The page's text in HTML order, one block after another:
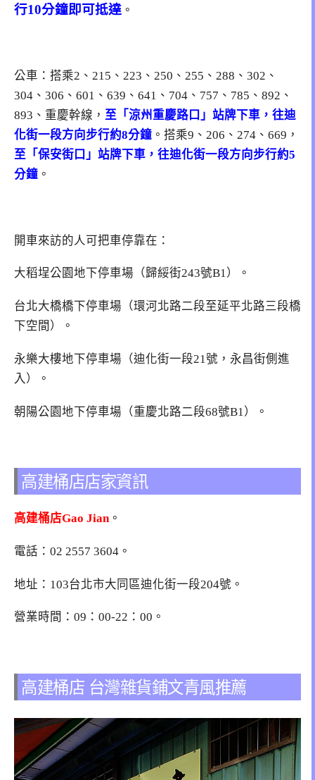
行10分鐘即可抵達 。
公車：搭乘2、215、223、250、255、288、302、
304、306、601、639、641、704、757、785、892、
893、重慶幹線， 至「涼州重慶路口」站牌下車，往迪
化街一段方向步行約8分鐘 。搭乘9、206、274、669，
至「保安街口」站牌下車，往迪化街一段方向步行約5
分鐘 。
開車來訪的人可把車停靠在：
大稻埕公園地下停車場（歸綏街243號B1）。
台北大橋橋下停車場（環河北路二段至延平北路三段橋
下空間）。
永樂大樓地下停車場（迪化街一段21號，永昌街側進
入）。
朝陽公園地下停車場（重慶北路二段68號B1）。
高建桶店店家資訊
高建桶店Gao Jian。
電話：02 2557 3604。
地址：103台北市大同區迪化街一段204號。
營業時間：09：00-22：00。
高建桶店 台灣雜貨鋪文青風推薦